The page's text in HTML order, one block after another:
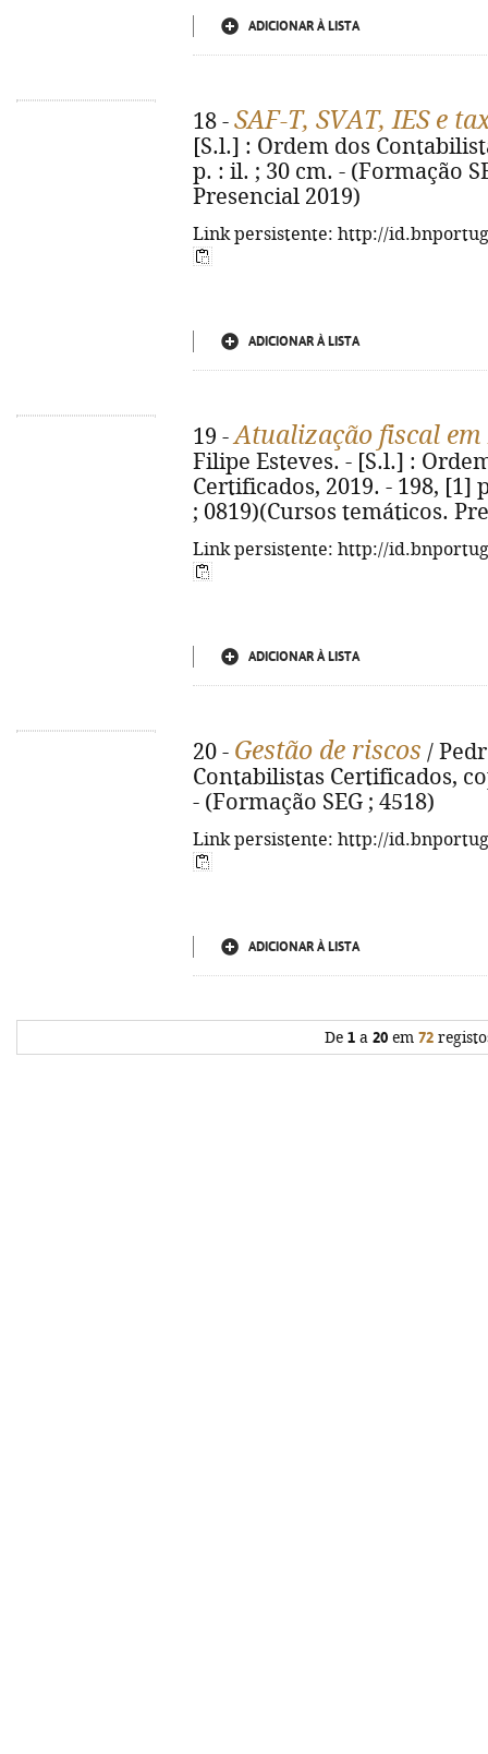
ADICIONAR À LISTA
18 - SAF-T, SVAT, IES e
[S.l.] : Ordem dos
p. : il. ; 30 cm. - (Formação
Presencial 2019)
Link persistente: http://
ADICIONAR À LISTA
19 -Atualização fiscal em
Filipe Esteves. - [S.l.] :
Certificados, 2019. - 198, [1]
; 0819)(Cursos temáticos.
Link persistente: http://
ADICIONAR À LISTA
20 - Gestão de riscos /
Contabilistas Certificados,
- (Formação SEG ; 4518)
Link persistente: http://
ADICIONAR À LISTA
De 1a 20em 72